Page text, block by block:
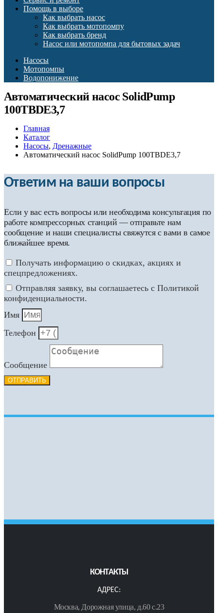
Помощь в выборе
Как выбрать насос
Как выбрать мотопомпу
Как выбрать бренд
Насос или мотопомпа для бытовых задач
Насосы
Мотопомпы
Водопонижение
Автоматический насос SolidPump
100TBDE3,7
Главная
Каталог
Насосы, Дренажные
Автоматический насос SolidPump 100TBDE3,7
Ответим на ваши вопросы
Если у вас есть вопросы или необходима консультация по
работе компрессорных станций — отправьте нам
сообщение и наши специалисты свяжутся с вами в самое
ближайшее время.
Получать информацию о скидках, акциях и
спецпредложениях.
Отправляя заявку, вы соглашаетесь с Политикой
конфиденциальности.
Имя
Телефон
Сообщение
ОТПРАВИТЬ
КОНТАКТЫ
АДРЕС:
Москва, Дорожная улица, д.60 с.23